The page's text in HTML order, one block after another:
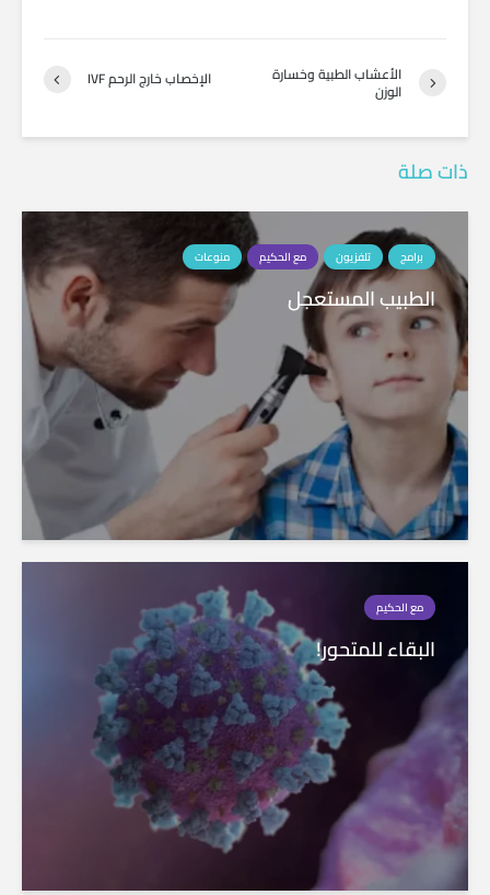
الإخصاب خارج الرحم IVF الأعشاب الطبية وخسارة
الوزن
ذات صلة
برامج تلفزيون مع الحكيم منوعات
الطبيب المستعجل
مع الحكيم
البقاء للمتحور!